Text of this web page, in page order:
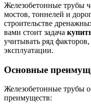
Железобетонные трубы
мостов, тоннелей и
строительстве
вами стоит задача
учитывать ряд
эксплуатации.
Основные
Железобетонные трубы
преимуществ: